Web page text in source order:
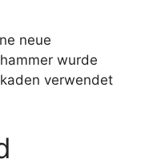
neue
wurde
verwendet